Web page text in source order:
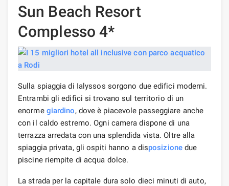
Sun Beach Resort
Complesso 4*
Sulla spiaggia di Ialyssos sorgono due edifici moderni.
Entrambi gli edifici si trovano sul territorio di un
enorme giardino, dove è piacevole passeggiare anche
con il caldo estremo. Ogni camera dispone di una
terrazza arredata con una splendida vista. Oltre alla
spiaggia privata, gli ospiti hanno a disposizionedue
piscine riempite di acqua dolce.
La strada per la capitale dura solo dieci minuti di auto,